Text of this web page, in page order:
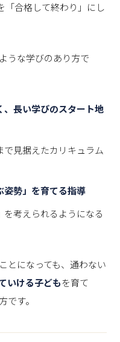
「合格して終わり」にし
うな学びのあり方で
、長い学びのスタート地
見据えたカリキュラム
姿勢」を育てる指導
考えられるようになる
とになっても、通わない
いける子どもを育て
です。